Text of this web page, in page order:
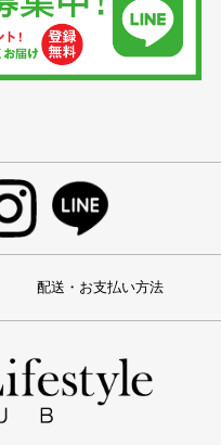
配送・お支払い方法